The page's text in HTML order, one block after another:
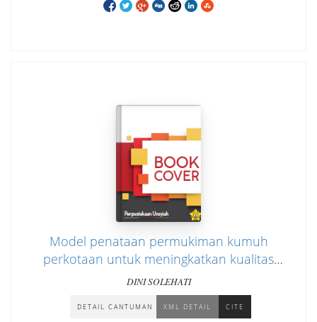
Model penataan permukiman kumuh
perkotaan untuk meningkatkan kualitas
perumahan dan permukiman (studi kasus :
Gampong Telaga Tujuh, Kota Langsa, Aceh)
DINI SOLEHATI
DETAIL CANTUMAN XML DETAIL CITE